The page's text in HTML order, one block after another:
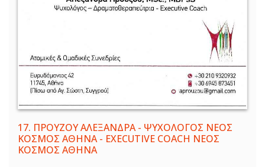
17. ΠΡΟΥΖΟΥ ΑΛΕΞΑΝΔΡΑ - ΨΥΧΟΛΟΓΟΣ ΝΕΟΣ
ΚΟΣΜΟΣ ΑΘΗΝΑ - EXECUTIVE COACH ΝΕΟΣ
ΚΟΣΜΟΣ ΑΘΗΝΑ